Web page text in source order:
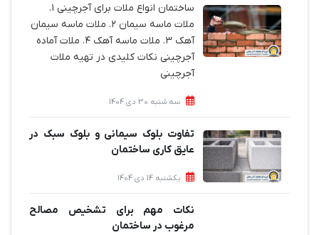
ساختمان‌ انواع ملات برای آجرچینی ۱.
ملات ماسه سیمان ۲. ملات ماسه سیمان
آهک ۳. ملات ماسه آهک ۴. ملات آماده
آجرچینی نکات کلیدی در تهیه ملات
آجرچینی
سه شنبه 30 دی 1404
تفاوت بلوک سیمانی و بلوک سبک در
عایق کاری ساختمان
یکشنبه 14 دی 1404
نکات مهم برای تشخیص مصالح
مرغوب در ساختمان